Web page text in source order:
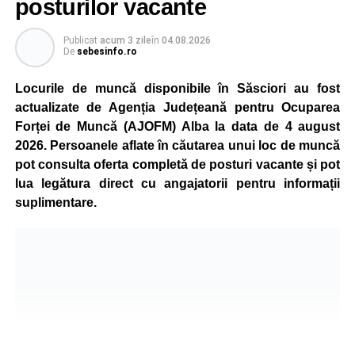
Compania dă asigurări că oprirea temporară a unor linii
de producție nu va afecta livrările către clienți.
Kronospan se numără printre cei mai mari consumatori de
energie electrică din România. O parte din necesarul
energetic este acoperită prin producția proprie de energie,
realizată cu ajutorul panourilor fotovoltaice și al unităților
de cogenerare.
Reprezentanții companiei afirmă că vor continua
colaborarea cu autoritățile și operatorii din domeniul
energetic pentru a contribui la depășirea perioadei dificile
posturilor vacante
Publicat acum 3 zileîn 04.08.2026
De sebesinfo.ro
Locurile de muncă disponibile în Săsciori au fost
actualizate de Agenția Județeană pentru Ocuparea
Forței de Muncă (AJOFM) Alba la data de 4 august
2026. Persoanele aflate în căutarea unui loc de muncă
pot consulta oferta completă de posturi vacante și pot
lua legătura direct cu angajatorii pentru informații
suplimentare.